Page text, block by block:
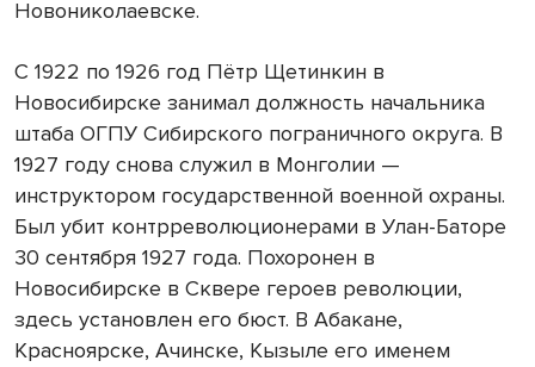
Новониколаевске.
С 1922 по 1926 год Пётр Щетинкин в
Новосибирске занимал должность начальника
штаба ОГПУ Сибирского пограничного округа. В
1927 году снова служил в Монголии —
инструктором государственной военной охраны.
Был убит контрреволюционерами в Улан-Баторе
30 сентября 1927 года. Похоронен в
Новосибирске в Сквере героев революции,
здесь установлен его бюст. В Абакане,
Красноярске, Ачинске, Кызыле его именем